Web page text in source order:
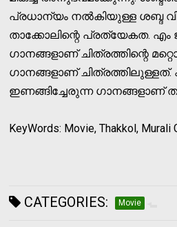
പ്രധാന്യം നല്‍കിയുള്ള ശബ്ദ
താക്കോലിന്റെ പ്രത്യേകത. എം
ഗാനങ്ങളാണ് ചിത്രത്തിന്റെ
ഗാനങ്ങളാണ് ചിത്രത്തിലുള്ളത്.
ഇണങ്ങിച്ചേരുന്ന ഗാനങ്ങളാണ്
KeyWords: Movie, Thakkol, Murali
CATEGORIES: Movie